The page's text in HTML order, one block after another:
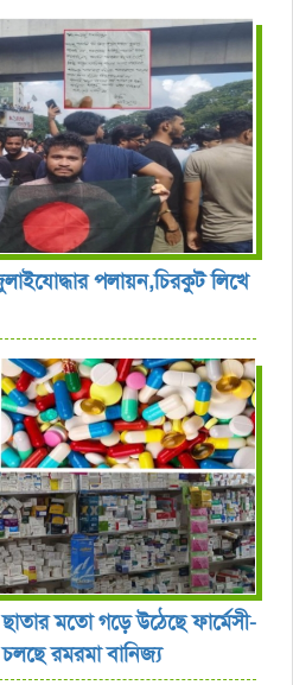
পলায়ন,চিরকুট লিখে
মতো গড়ে উঠেছে ফার্মেসী-
চলছে রমরমা বানিজ্য